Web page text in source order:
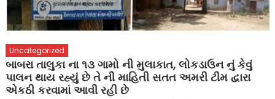
Uncategorized
બાબરા તાલુકા ના ૧૩ ગામો ની મુલાકાત, લોકડાઉન નું કેવું
પાલન થાય રહ્યું છે તે ની માહિતી સતત અમરી ટીમ દ્વારા
એકઠી કરવામાં આવી રહી છે